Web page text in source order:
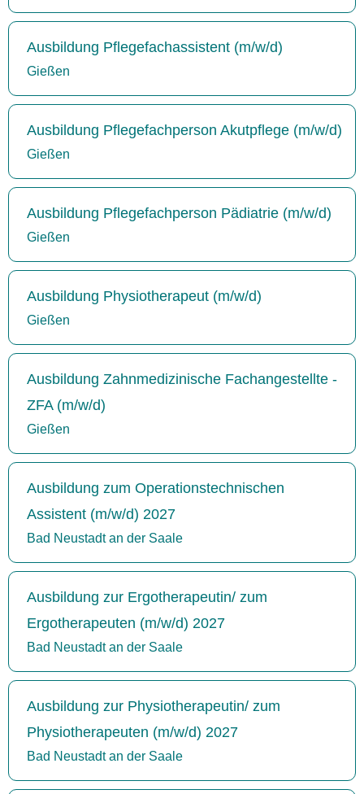
Ausbildung Pflegefachassistent (m/w/d)
Gießen
Ausbildung Pflegefachperson Akutpflege (m/w/d)
Gießen
Ausbildung Pflegefachperson Pädiatrie (m/w/d)
Gießen
Ausbildung Physiotherapeut (m/w/d)
Gießen
Ausbildung Zahnmedizinische Fachangestellte -
ZFA (m/w/d)
Gießen
Ausbildung zum Operationstechnischen
Assistent (m/w/d) 2027
Bad Neustadt an der Saale
Ausbildung zur Ergotherapeutin/ zum
Ergotherapeuten (m/w/d) 2027
Bad Neustadt an der Saale
Ausbildung zur Physiotherapeutin/ zum
Physiotherapeuten (m/w/d) 2027
Bad Neustadt an der Saale